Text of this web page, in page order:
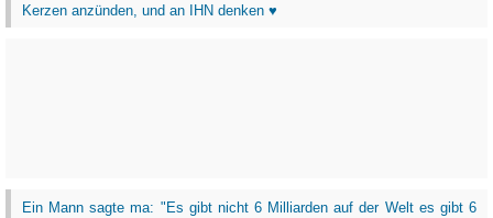
Kerzen anzünden, und an IHN denken ♥
Ein Mann sagte ma: "Es gibt nicht 6 Milliarden auf der Welt es gibt 6